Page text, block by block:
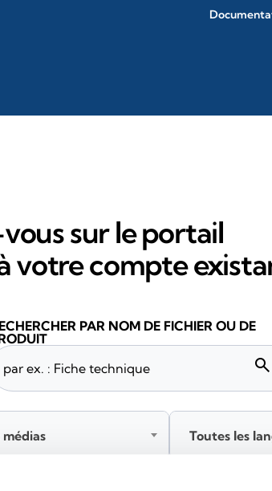
sur le portail
votre compte
PAR NOM DE FICHIER OU DE
search
Toutes les